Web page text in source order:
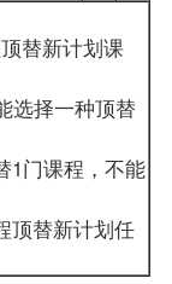
替新计划课
选择一种顶替
1门课程，不能
顶替新计划任